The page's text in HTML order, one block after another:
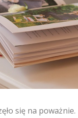
się na poważnie.